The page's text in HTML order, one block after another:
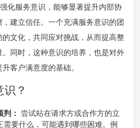
化服务意识，能够显著提升内部协
建立信任。一个充满服务意识的团
文化，共同应对挑战，从而提高整
同时，这种意识的培养，也是对外
客户满意度的基础。
？
： 尝试站在请求方或合作方的立
需要什么，可能遇到哪些困难。例